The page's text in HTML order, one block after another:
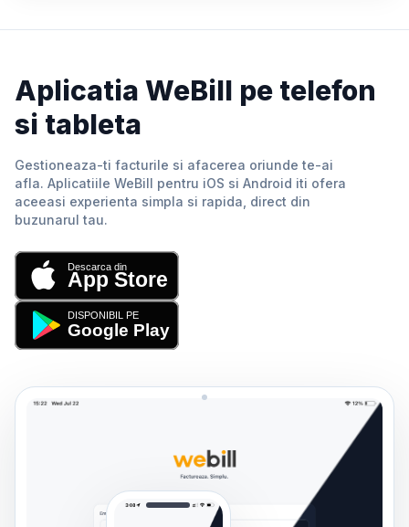
Aplicatia WeBill pe telefon
si tableta
Gestioneaza-ti facturile si afacerea oriunde te-ai
afla. Aplicatiile WeBill pentru iOS si Android iti ofera
aceeasi experienta simpla si rapida, direct din
buzunarul tau.